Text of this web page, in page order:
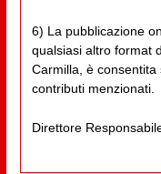
6) La pubblicazione
qualsiasi altro format
Carmilla, è
contributi menzionati.
Direttore